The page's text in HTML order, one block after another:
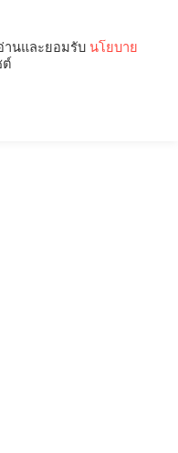
านและยอมรับ นโยบาย
ต์